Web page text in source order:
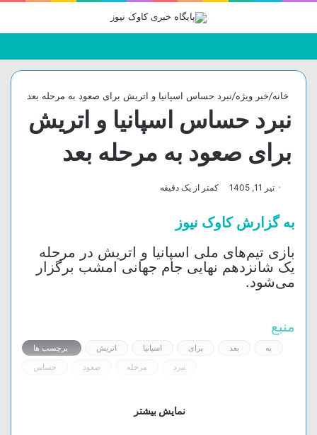
خانه/خبر ویژه/نبرد حساس اسپانیا و اتریش برای صعود به مرحله بعد
نبرد حساس اسپانیا و اتریش
برای صعود به مرحله بعد
تیر 11, 1405 کمتر از یک دقیقه
به گزارش کاوک نیوز
بازی تیم‌های ملی اسپانیا و اتریش در مرحله
یک شانزدهم نهایی جام جهانی امشب برگزار
می‌شود.
منبع
برچسب ها اتریش اسپانیا برای بعد
به
حساس
صعود مرحله نبرد
نمایش بیشتر